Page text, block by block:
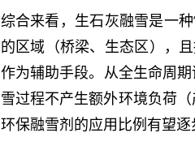
综合来看，生石灰融雪是一
的区域（桥梁、生态区），
作为辅助手段。从全生命周
雪过程不产生额外环境负荷
环保融雪剂的应用比例有望逐